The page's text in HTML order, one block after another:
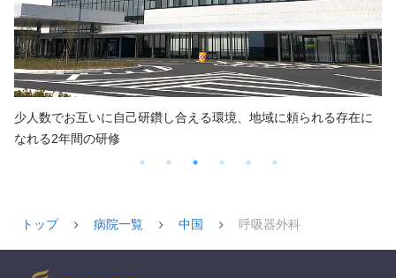
地域に根差しながらあなたの個性を伸ばす初期研修。 将来幅広く
活躍できる医師を目指します。
トップ 病院一覧 中国 呼吸器外科